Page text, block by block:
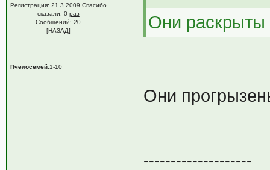
Регистрация: 21.3.2009 Спасибо
сказали: 0 раз
Сообщений: 20
[НАЗАД]
Пчелосемей:1-10
Они раскрыты
Они
--------------------